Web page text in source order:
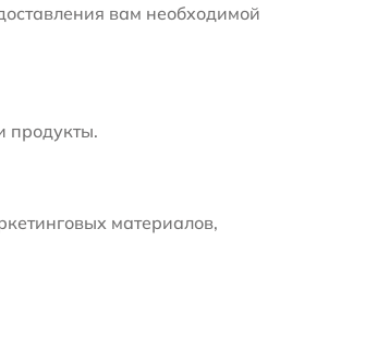
вам необходимой
продукты.
материалов,